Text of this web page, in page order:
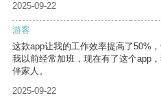
2025-09-22
游客
这款app让我的工作效率提高了50%
我以前经常加班，现在有了这个app
伴家人。
2025-09-22